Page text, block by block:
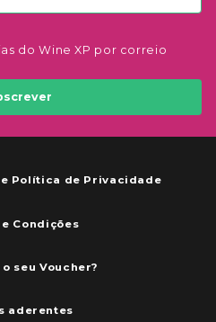
do Wine XP por correio
Política de Privacidade
Condições
seu Voucher?
aderentes